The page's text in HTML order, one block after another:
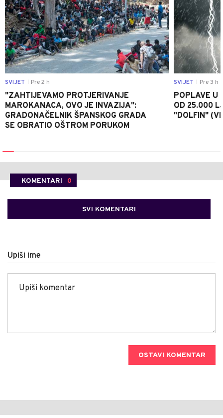
SVIJET Pre 2 h
"ZAHTIJEVAMO PROTJERIVANJE
MAROKANACA, OVO JE INVAZIJA":
GRADONAČELNIK ŠPANSKOG GRADA
SE OBRATIO OŠTROM PORUKOM
SVIJET Pre 3 h
POPLAVE U
OD 25.000
"DOLFIN"
KOMENTARI 0
SVI KOMENTARI
Upiši ime
OSTAVI KOMENTAR